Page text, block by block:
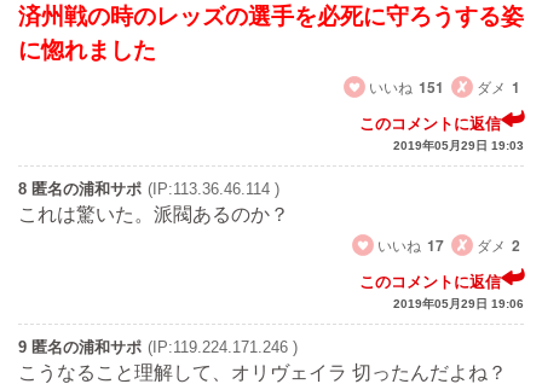
済州戦の時のレッズの選手を必死に守ろうする姿
に惚れました
いいね 151 ダメ 1
このコメントに返信
2019年05月29日 19:03
8 匿名の浦和サポ (IP:113.36.46.114 )
これは驚いた。派閥あるのか？
いいね 17 ダメ 2
このコメントに返信
2019年05月29日 19:06
9 匿名の浦和サポ (IP:119.224.171.246 )
こうなること理解して、オリヴェイラ 切ったんだよね？